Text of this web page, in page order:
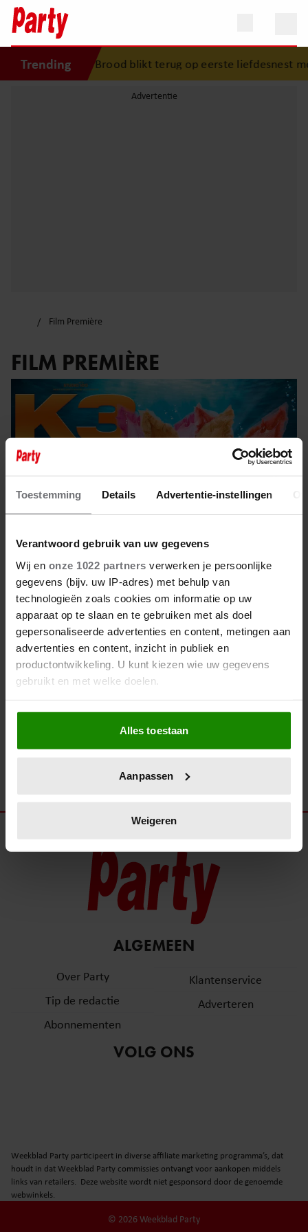
Toestemming Details Advertentie-instellingen
Verantwoord gebruik van uw gegevens
Wij en onze 1022 partners verwerken je persoonlijke
gegevens (bijv. uw IP-adres) met behulp van
technologieën zoals cookies om informatie op uw
apparaat op te slaan en te gebruiken met als doel
gepersonaliseerde advertenties en content, metingen aan
advertenties en content, inzicht in publiek en
productontwikkeling. U kunt kiezen wie uw gegevens
gebruikt en met welke doelen.
Als u het toestaat, willen we ook graag:
Informatie verzamelen over uw geografische
locatie, die tot een paar meter nauwkeurig kan zijn
scannen op specifieke eigenschappen (fingerprinting)
verwerkt en stel uw voorkeuren in het
intrekken in de Cookieverklaring.
We gebruiken cookies om content en advertenties te
personaliseren, om functies voor social media te bieden
en om ons websiteverkeer te analyseren. Ook delen we
partners voor social media, adverteren en analyse. Deze
informatie die u aan ze heeft verstrekt of die ze hebben
verzameld op basis van uw gebruik van hun services. U
gebruiken.
Alles toestaan
Aanpassen
Weigeren
TrendingXandra Brood blikt terug op eerste liefdesnest
Film Première
FILM PREMIÈRE
24 januari 2025
ZIE K3 ZOALS JE ZE NOOIT
EERDER ZAG – ALS
ZEEMEERMINNEN!
ALGEMEEN
Over Party
Tip de redactie
Abonnementen
Klantenservice
Adverteren
VOLG ONS
Weekblad Party participeert in diverse affiliate marketing programma’s, dat
houdt in dat Weekblad Party commissies ontvangt voor aankopen middels
links van retailers. Deze website wordt niet gesponsord door de genoemde
webwinkels.
© 2026 Weekblad Party